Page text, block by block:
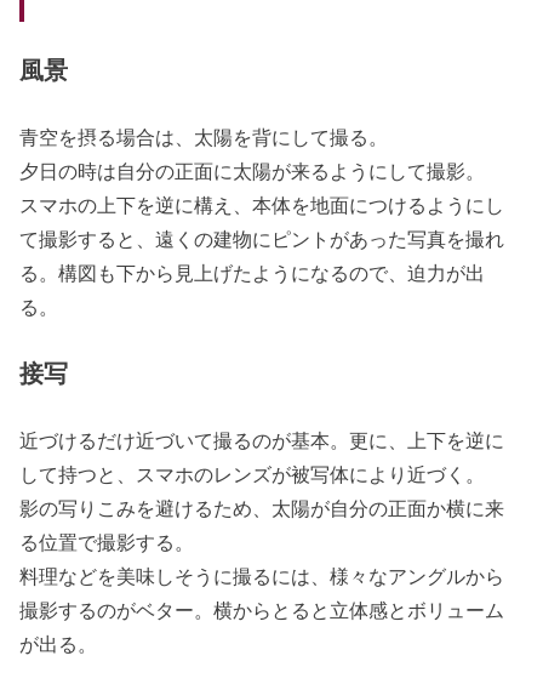
風景
青空を摂る場合は、太陽を背にして撮る。
夕日の時は自分の正面に太陽が来るようにして撮影。
スマホの上下を逆に構え、本体を地面につけるようにし
て撮影すると、遠くの建物にピントがあった写真を撮れ
る。構図も下から見上げたようになるので、迫力が出
る。
接写
近づけるだけ近づいて撮るのが基本。更に、上下を逆に
して持つと、スマホのレンズが被写体により近づく。
影の写りこみを避けるため、太陽が自分の正面か横に来
る位置で撮影する。
料理などを美味しそうに撮るには、様々なアングルから
撮影するのがベター。横からとると立体感とボリューム
が出る。